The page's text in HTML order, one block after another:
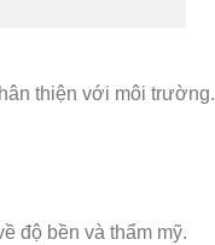
thiện với môi trường.
độ bền và thẩm mỹ.